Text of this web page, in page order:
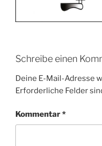
Schreibe einen
Deine E-Mail-Adresse
Erforderliche Felder
Kommentar*